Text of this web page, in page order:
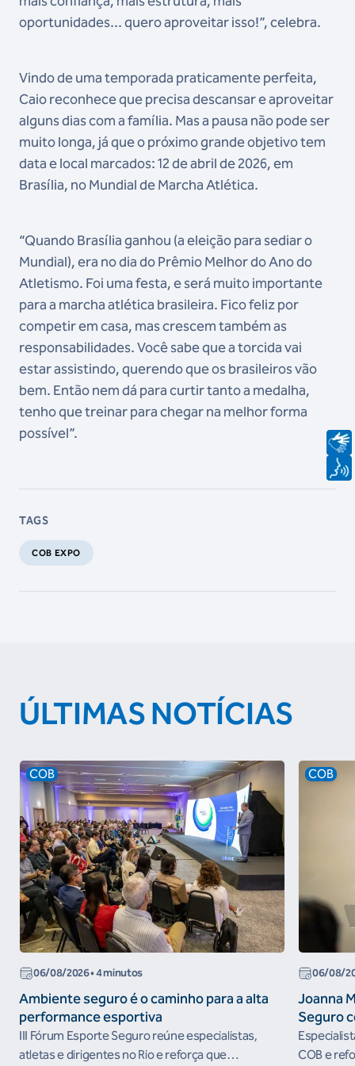
oportunidades... quero aproveitar isso!”, celebra.
Vindo de uma temporada praticamente perfeita,
Caio reconhece que precisa descansar e aproveitar
alguns dias com a família. Mas a pausa não pode ser
muito longa, já que o próximo grande objetivo tem
data e local marcados: 12 de abril de 2026, em
Brasília, no Mundial de Marcha Atlética.
“Quando Brasília ganhou (a eleição para sediar o
Mundial), era no dia do Prêmio Melhor do Ano do
Atletismo. Foi uma festa, e será muito importante
para a marcha atlética brasileira. Fico feliz por
competir em casa, mas crescem também as
responsabilidades. Você sabe que a torcida vai
estar assistindo, querendo que os brasileiros vão
bem. Então nem dá para curtir tanto a medalha,
tenho que treinar para chegar na melhor forma
possível”.
TAGS
COB EXPO
ÚLTIMAS NOTÍCIAS
COB
06/08/2026• 4 minutos
Ambiente seguro é o caminho para a alta
performance esportiva
III Fórum Esporte Seguro reúne especialistas,
atletas e dirigentes no Rio e reforça que
COB
06/08/
Joanna
Seguro
COB e